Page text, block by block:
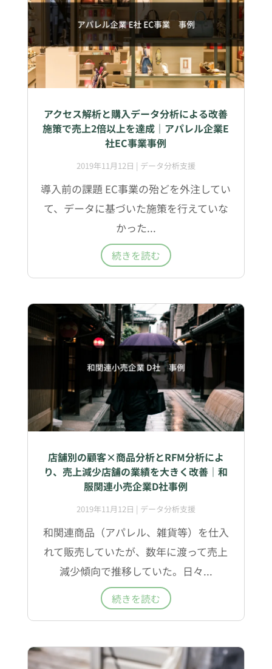
アクセス解析と購入データ分析による改善
施策で売上2倍以上を達成｜アパレル企業E
社EC事業事例
2019年11月12日 | データ分析支援
導入前の課題 EC事業の殆どを外注してい
て、データに基づいた施策を行えていな
かった...
続きを読む
店舗別の顧客×商品分析とRFM分析によ
り、売上減少店舗の業績を大きく改善｜和
服関連小売企業D社事例
2019年11月12日 | データ分析支援
和関連商品（アパレル、雑貨等）を仕入
れて販売していたが、数年に渡って売上
減少傾向で推移していた。日々...
続きを読む